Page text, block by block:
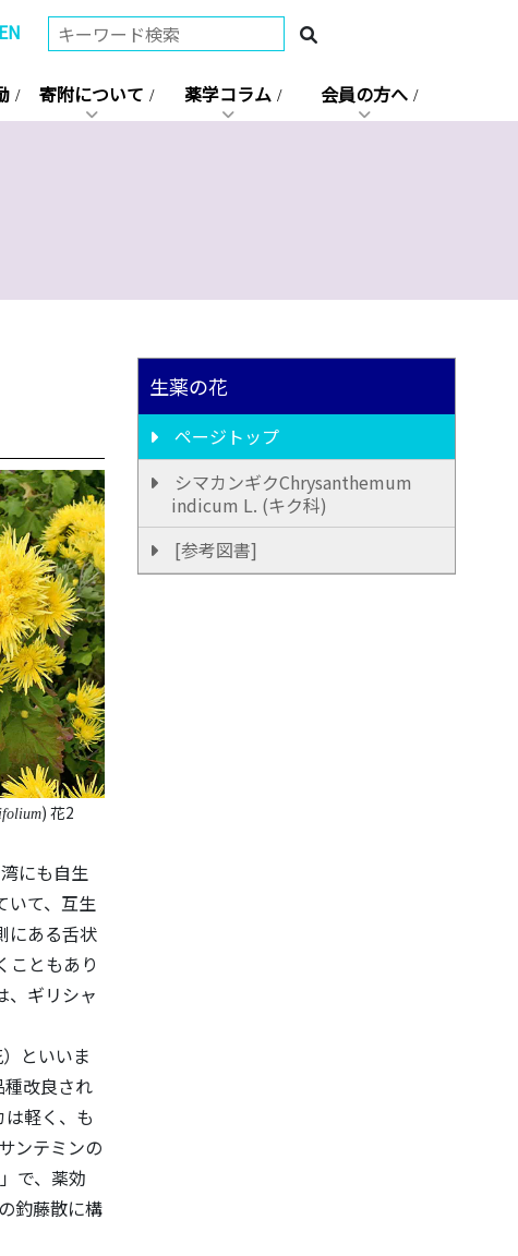
EN
寄附について 薬学コラム 会員の方へ
) 花2
にも自生
いて、互生
にある舌状
こともあり
、ギリシャ
といいま
改良され
軽く、も
ンテミンの
で、薬効
釣藤散に構
生薬の花
ページトップ
シマカンギクChrysanthemum
indicum L. (キク科)
[参考図書]